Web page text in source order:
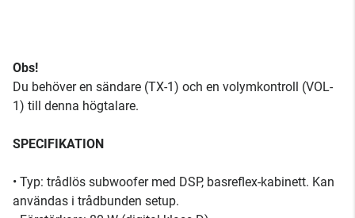
Obs!
Du behöver en sändare (TX-1) och en volymkontroll (VOL-
1) till denna högtalare.
SPECIFIKATION
• Typ: trådlös subwoofer med DSP, basreflex-kabinett. Kan
användas i trådbunden setup.